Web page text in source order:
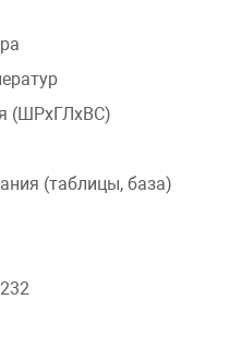
(ШРхГЛхВС)
(таблицы, база)